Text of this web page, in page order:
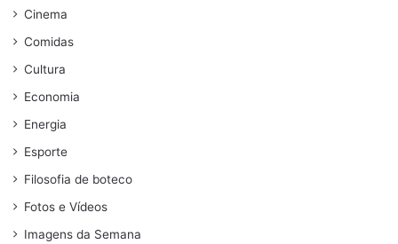
Cinema
Comidas
Cultura
Economia
Energia
Esporte
Filosofia de boteco
Fotos e Vídeos
Imagens da Semana